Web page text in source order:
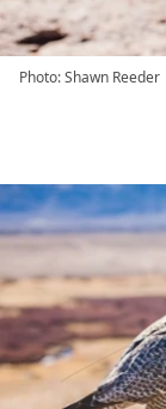
Photo: Shawn Reeder